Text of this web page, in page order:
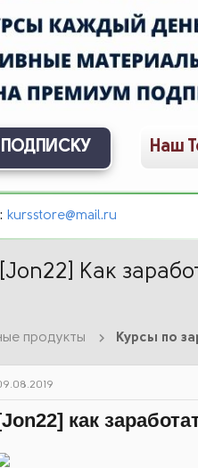
Наш
kursstore@mail.ru
[Jon22] Как
продукты Курсы по
как